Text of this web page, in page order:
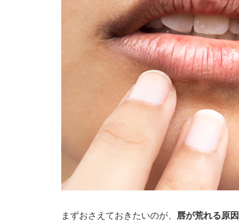
まずおさえておきたいのが、 唇が荒れる原因